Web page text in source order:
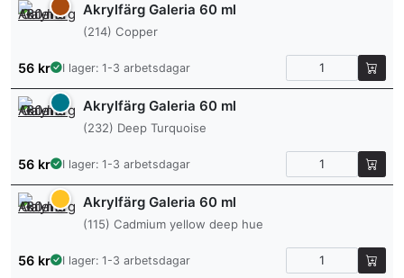
Akrylfärg Galeria 60 ml
(214) Copper
56 kr I lager: 1-3 arbetsdagar
Akrylfärg Galeria 60 ml
(232) Deep Turquoise
56 kr I lager: 1-3 arbetsdagar
Akrylfärg Galeria 60 ml
(115) Cadmium yellow deep hue
56 kr I lager: 1-3 arbetsdagar